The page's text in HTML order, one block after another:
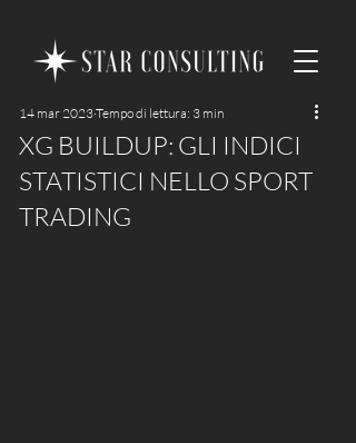
XG BUILDUP: GLI INDICI
STATISTICI NELLO SPORT
TRADING
14 mar 2023Tempo di lettura: 3 min